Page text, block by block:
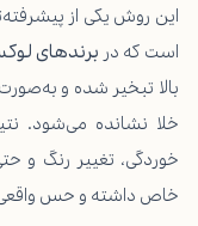
این روش یکی از
است که در برندهای
بالا تبخیر شده و
خلا نشانده می‌شود.
خوردگی، تغییر رنگ
خاص داشته و حس